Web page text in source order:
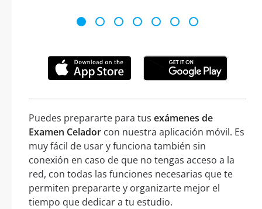
Puedes prepararte para tus exámenes de
Examen Celador con nuestra aplicación móvil. Es
muy fácil de usar y funciona también sin
conexión en caso de que no tengas acceso a la
red, con todas las funciones necesarias que te
permiten prepararte y organizarte mejor el
tiempo que dedicar a tu estudio.